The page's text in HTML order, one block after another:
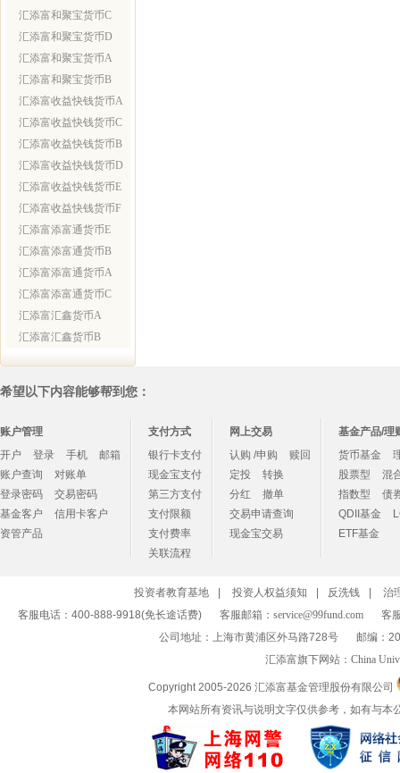
汇添富和聚宝货币C
汇添富和聚宝货币D
汇添富和聚宝货币A
汇添富和聚宝货币B
汇添富收益快钱货币A
汇添富收益快钱货币C
汇添富收益快钱货币B
汇添富收益快钱货币D
汇添富收益快钱货币E
汇添富收益快钱货币F
汇添富添富通货币E
汇添富添富通货币B
汇添富添富通货币A
汇添富添富通货币C
汇添富汇鑫货币A
汇添富汇鑫货币B
希望以下内容能够帮到您：
账户管理
开户
登录 手机
邮箱
账户查询
对账单
登录密码
交易密码
基金客户
信用卡客户
资管产品
支付方式
银行卡支付
现金宝支付
第三方支付
支付限额
支付费率
关联流程
网上交易
认购 /申购
赎回
定投
转换
分红
撤单
交易申请查询
现金宝交易
基金产品/理
货币基金
股票型
混
指数型
债
QDII基金
ETF基金
投资者教育基地 投资人权益须知 反洗钱
治
客服电话：400-888-9918(免长途话费)
客服邮箱： service@99fund.com
客
公司地址：上海市黄浦区外马路728号
邮编：
汇添富旗下网站： China
Copyright 2005-2026 汇添富基金管理股份有限公司
本网站所有资讯与说明文字仅供参考，如有与本